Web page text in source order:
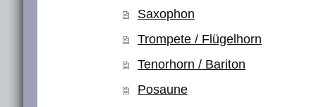
Saxophon
Trompete / Flügelhorn
Tenorhorn / Bariton
Posaune